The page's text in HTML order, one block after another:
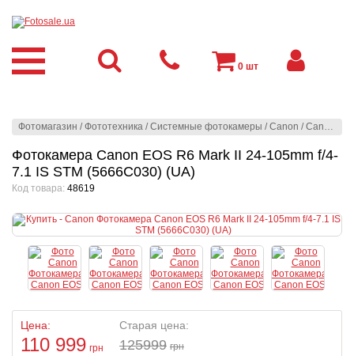
Фотомагазин /Фототехника /Системные фотокамеры /Canon /Canon
Фотокамера Canon EOS R6 Mark II 24-105mm f/4-
7.1 IS STM (5666C030) (UA)
Код товара: 48619
Цена:
110 999 грн
Старая цена:
125999 грн
0 шт